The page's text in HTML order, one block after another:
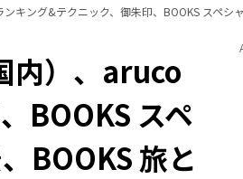
キング&テクニック、御朱印、BOOKS スペ
内）、aruco
BOOKS スペ
BOOKS 旅と